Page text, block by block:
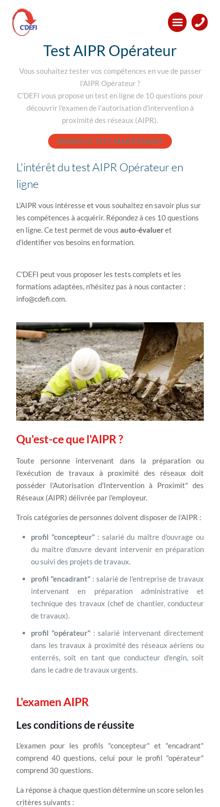
Test AIPR Opérateur
Vous souhaitez tester vos compétences en vue de passer
l'AIPR Opérateur ?
C'DEFI vous propose un test en ligne de 10 questions pour
découvrir l'examen de l'autorisation d'intervention à
proximité des réseaux (AIPR).
PASSER LE TEST MAINTENANT
L'intérêt du test AIPR Opérateur en
ligne
L'AIPR vous intéresse et vous souhaitez en savoir plus sur
les compétences à acquérir. Répondez à ces 10 questions
en ligne. Ce test permet de vous auto-évalueret
d'identifier vos besoins en formation.
C'DEFI peut vous proposer les tests complets et les
formations adaptées, n'hésitez pas à nous contacter :
info@cdefi.com.
Qu'est-ce que l'AIPR ?
Toute personne intervenant dans la préparation ou
l'exécution de travaux à proximité des réseaux doit
posséder l'Autorisation d'Intervention à Proximit" des
Réseaux (AIPR) délivrée par l'employeur.
Trois catégories de personnes doivent disposer de l'AIPR :
profil "concepteur": salarié du maître d'ouvrage ou
du maître d'œuvre devant intervenir en préparation
ou suivi des projets de travaux.
profil "encadrant": salarié de l'entreprise de travaux
intervenant en préparation administrative et
technique des travaux (chef de chantier, conducteur
de travaux).
profil "opérateur": salarié intervenant directement
dans les travaux à proximité des réseaux aériens ou
enterrés, soit en tant que conducteur d'engin, soit
dans le cadre de travaux urgents.
L'examen AIPR
Les conditions de réussite
L'examen pour les profils "concepteur" et "encadrant"
comprend 40 questions, celui pour le profil "opérateur"
comprend 30 questions.
La réponse à chaque question détermine un score selon les
critères suivants :